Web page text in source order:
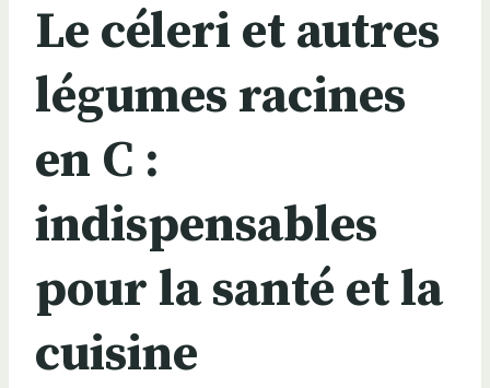
Le céleri et autres
légumes racines
en C :
indispensables
pour la santé et la
cuisine